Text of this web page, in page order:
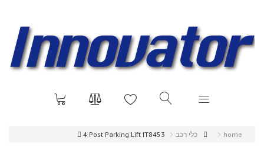
home כלי רכב 4 Post Parking Lift IT8453